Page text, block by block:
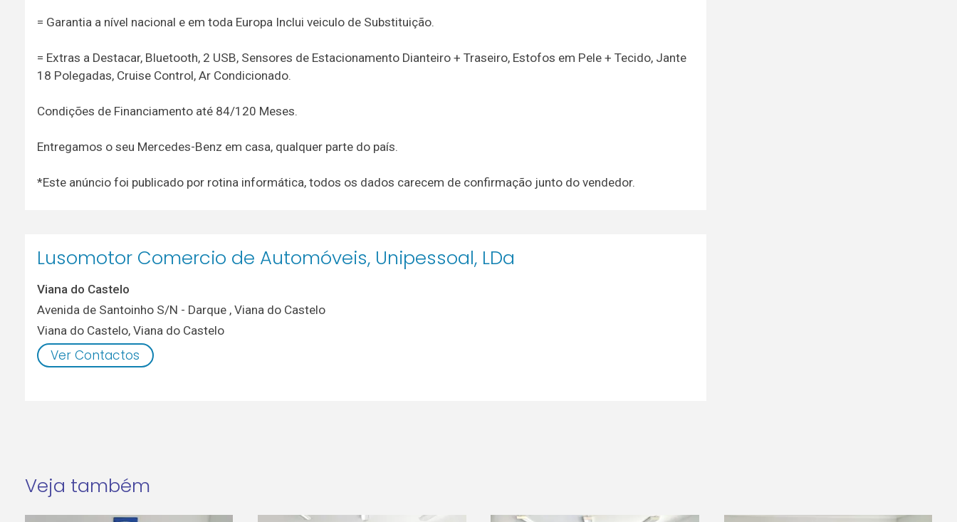
= Garantia a nível nacional e em toda Europa Inclui veiculo de Substituição.
= Extras a Destacar, Bluetooth, 2 USB, Sensores de Estacionamento Dianteiro + Traseiro, Estofos em Pele + Tecido, Jante
18 Polegadas, Cruise Control, Ar Condicionado.
Condições de Financiamento até 84/120 Meses.
Entregamos o seu Mercedes-Benz em casa, qualquer parte do país.
*Este anúncio foi publicado por rotina informática, todos os dados carecem de confirmação junto do vendedor.
Lusomotor Comercio de Automóveis, Unipessoal, LDa
Viana do Castelo
Avenida de Santoinho S/N - Darque , Viana do Castelo
Viana do Castelo, Viana do Castelo
Ver Contactos
Veja também